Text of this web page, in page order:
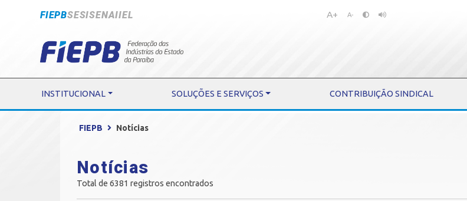
FIEPBSESISENAIIEL
Pular
Pular
A+ A-
INSTITUCIONAL SOLUÇÕES E SERVIÇOS CONTRIBUIÇÃO SINDICAL
FIEPB Notícias
Notícias
Total de 6381 registros encontrados